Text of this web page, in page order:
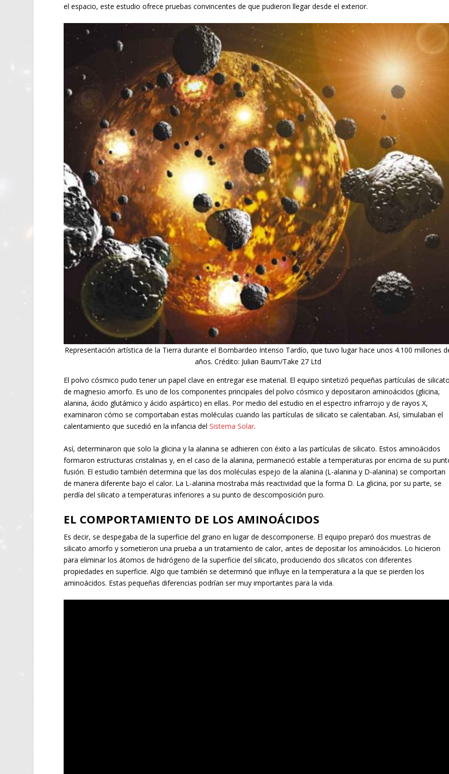
el espacio, este estudio ofrece pruebas convincentes de que pudieron llegar desde el exterior.
Representación artística de la Tierra durante el Bombardeo Intenso Tardío, que tuvo lugar hace unos 4.100 millones
años. Crédito: Julian Baum/Take 27 Ltd
El polvo cósmico pudo tener un papel clave en entregar ese material. El equipo sintetizó pequeñas partículas de
de magnesio amorfo. Es uno de los componentes principales del polvo cósmico y depositaron aminoácidos (glicina,
alanina, ácido glutámico y ácido aspártico) en ellas. Por medio del estudio en el espectro infrarrojo y de rayos X,
examinaron cómo se comportaban estas moléculas cuando las partículas de silicato se calentaban. Así, simulaban el
calentamiento que sucedió en la infancia delSistema Solar.
Así, determinaron que solo la glicina y la alanina se adhieren con éxito a las partículas de silicato. Estos aminoácidos
formaron estructuras cristalinas y, en el caso de la alanina, permaneció estable a temperaturas por encima de su
fusión. El estudio también determina que las dos moléculas espejo de la alanina (L-alanina y D-alanina) se comportan
de manera diferente bajo el calor. La L-alanina mostraba más reactividad que la forma D. La glicina, por su parte, se
perdía del silicato a temperaturas inferiores a su punto de descomposición puro.
EL COMPORTAMIENTO DE LOS AMINOÁCIDOS
Es decir, se despegaba de la superficie del grano en lugar de descomponerse. El equipo preparó dos muestras de
silicato amorfo y sometieron una prueba a un tratamiento de calor, antes de depositar los aminoácidos. Lo hicieron
para eliminar los átomos de hidrógeno de la superficie del silicato, produciendo dos silicatos con diferentes
propiedades en superficie. Algo que también se determinó que influye en la temperatura a la que se pierden los
aminoácidos. Estas pequeñas diferencias podrían ser muy importantes para la vida.